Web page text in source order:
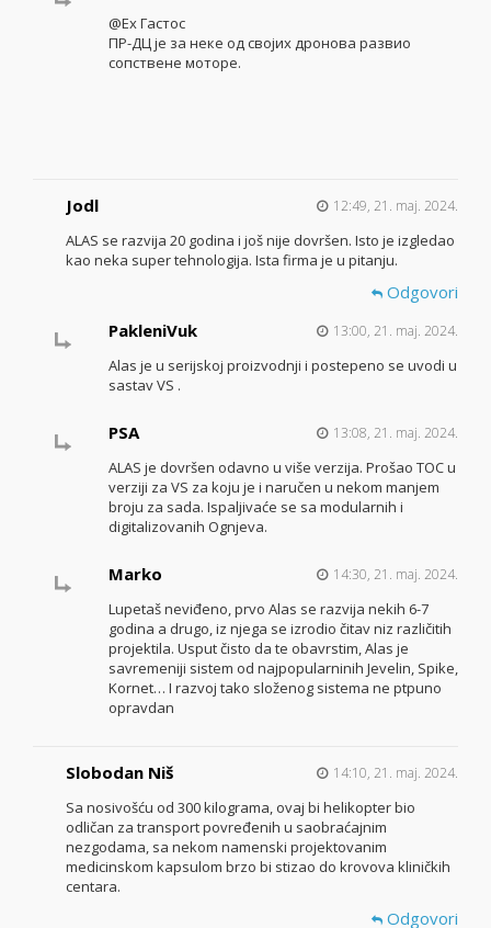
@Ех Гастос
ПР-ДЦ је за неке од својих дронова развио
сопствене моторе.
Jodl 12:49, 21. maj. 2024.
ALAS se razvija 20 godina i još nije dovršen. Isto je izgledao
kao neka super tehnologija. Ista firma je u pitanju.
Odgovori
PakleniVuk
13:00, 21. maj. 2024.
Alas je u serijskoj proizvodnji i postepeno se uvodi u
sastav VS .
PSA 13:08, 21. maj. 2024.
ALAS je dovršen odavno u više verzija. Prošao TOC u
verziji za VS za koju je i naručen u nekom manjem
broju za sada. Ispaljivaće se sa modularnih i
digitalizovanih Ognjeva.
Marko 14:30, 21. maj. 2024.
Lupetaš neviđeno, prvo Alas se razvija nekih 6-7
godina a drugo, iz njega se izrodio čitav niz različitih
projektila. Usput čisto da te obavrstim, Alas je
savremeniji sistem od najpopularninih Jevelin, Spike,
Kornet… I razvoj tako složenog sistema ne ptpuno
opravdan
Slobodan Niš 14:10, 21. maj. 2024.
Sa nosivošću od 300 kilograma, ovaj bi helikopter bio
odličan za transport povređenih u saobraćajnim
nezgodama, sa nekom namenski projektovanim
medicinskom kapsulom brzo bi stizao do krovova kliničkih
centara.
Odgovori